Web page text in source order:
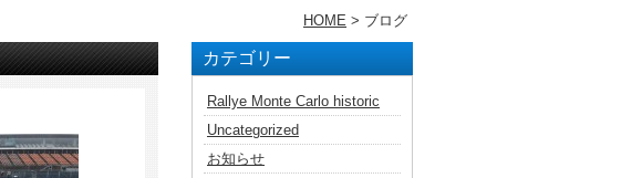
HOME > ブログ
カテゴリー
Rallye Monte Carlo historic
Uncategorized
お知らせ